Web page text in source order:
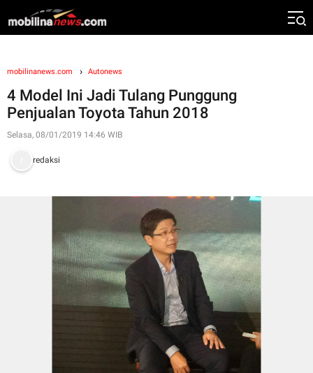
mobilinanews.com Autonews
4 Model Ini Jadi Tulang Punggung
Penjualan Toyota Tahun 2018
Selasa, 08/01/2019 14:46 WIB
redaksi